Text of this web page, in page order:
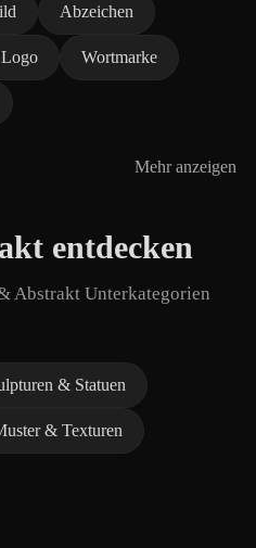
Abzeichen
Wortmarke
Mehr anzeigen
entdecken
Abstrakt Unterkategorien
& Statuen
& Texturen